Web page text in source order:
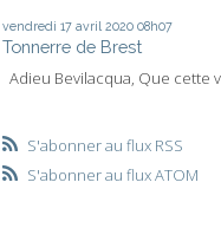
vendredi 17 avril 2020 08h07
Tonnerre de Brest
Adieu Bevilacqua, Que cette
S'abonner au flux RSS
S'abonner au flux ATOM